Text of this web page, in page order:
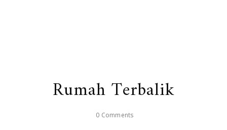
Rumah Terbalik
0 Comments